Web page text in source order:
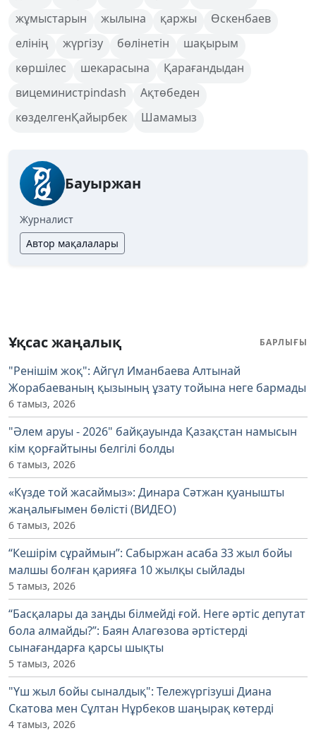
жұмыстарын
жылына қаржы
Өскенбаев
елінің
жүргізу бөлінетін
шақырым
көршілес
шекарасына
Қарағандыдан
вицеминистріndash
Ақтөбеден
көзделгенҚайырбек
Шамамыз
Бауыржан
Журналист
Автор мақалалары
Ұқсас жаңалық БАРЛЫҒЫ
"Ренішім жоқ": Айгүл Иманбаева Алтынай
Жорабаеваның қызының ұзату тойына неге бармады
6 тамыз, 2026
"Әлем аруы - 2026" байқауында Қазақстан намысын
кім қорғайтыны белгілі болды
6 тамыз, 2026
«Күзде той жасаймыз»: Динара Сәтжан қуанышты
жаңалығымен бөлісті (ВИДЕО)
6 тамыз, 2026
“Кешірім сұраймын”: Сабыржан асаба 33 жыл бойы
малшы болған қарияға 10 жылқы сыйлады
5 тамыз, 2026
“Басқалары да заңды білмейді ғой. Неге әртіс депутат
бола алмайды?”: Баян Алагөзова әртістерді
сынағандарға қарсы шықты
5 тамыз, 2026
"Үш жыл бойы сыналдық": Тележүргізуші Диана
Скатова мен Сұлтан Нұрбеков шаңырақ көтерді
4 тамыз, 2026